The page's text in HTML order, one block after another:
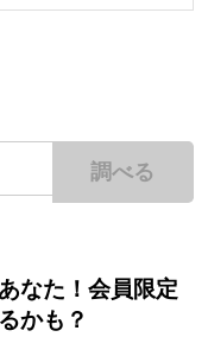
調べる
なた！会員限定
かも？